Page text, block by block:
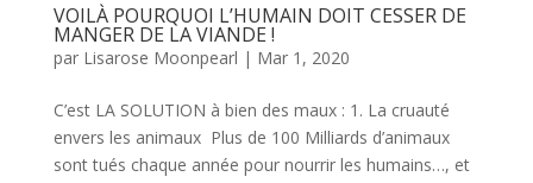
VOILÀ POURQUOI L’HUMAIN DOIT CESSER DE
MANGER DE LA VIANDE !
par Lisarose Moonpearl | Mar 1, 2020
C’est LA SOLUTION à bien des maux : 1. La cruauté
envers les animaux Plus de 100 Milliards d’animaux
sont tués chaque année pour nourrir les humains…, et